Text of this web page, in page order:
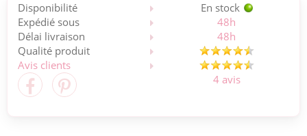
Disponibilité
En stock
Expédié sous
48h
Délai livraison
48h
Qualité produit
Avis clients
4 avis